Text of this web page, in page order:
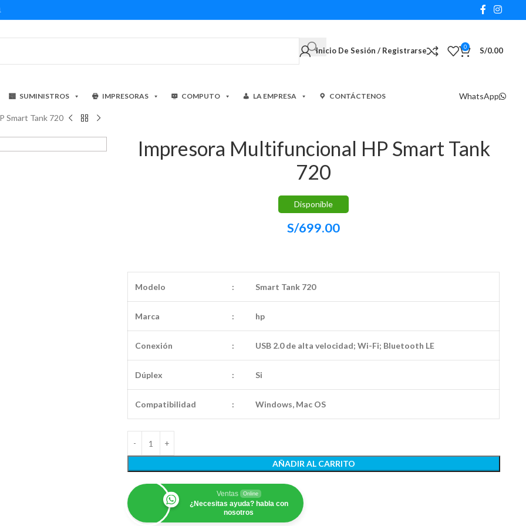
Inicio De Sesión / Registrarse 0 S/0.00
SUMINISTROS IMPRESORAS COMPUTO LA EMPRESA CONTÁCTENOS WhatsApp
Smart Tank 720
Impresora Multifuncional HP Smart Tank
720
Disponible
S/699.00
Modelo : Smart Tank 720
Marca : hp
Conexión : USB 2.0 de alta velocidad; Wi-Fi; Bluetooth LE
Dúplex : Si
Compatibilidad : Windows, Mac OS
AÑADIR AL CARRITO
Ventas Online
¿Necesitas ayuda? habla con
nosotros